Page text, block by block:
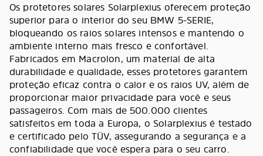
Os protetores solares Solarplexius oferecem proteção
superior para o interior do seu BMW 5-SERIE,
bloqueando os raios solares intensos e mantendo o
ambiente interno mais fresco e confortável.
Fabricados em Macrolon, um material de alta
durabilidade e qualidade, esses protetores garantem
proteção eficaz contra o calor e os raios UV, além de
proporcionar maior privacidade para você e seus
passageiros. Com mais de 500.000 clientes
satisfeitos em toda a Europa, o Solarplexius é testado
e certificado pelo TÜV, assegurando a segurança e a
confiabilidade que você espera para o seu carro.